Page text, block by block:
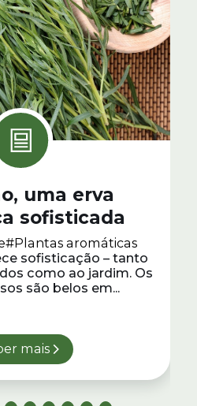
uma erva
sofisticada
#Plantas aromáticas
sofisticação – tanto
como ao jardim. Os
são belos em...
mais